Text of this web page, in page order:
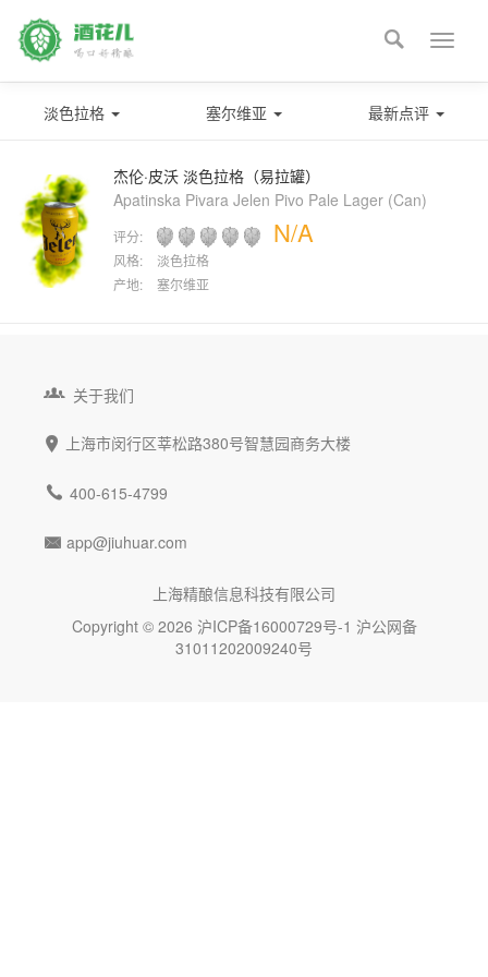
Toggle

淡色拉格 塞尔维亚 最新点评
杰伦·皮沃 淡色拉格（易拉罐）
Apatinska Pivara Jelen Pivo Pale Lager (Can)
评分: N/A
风格:
淡色拉格
产地:
塞尔维亚
 关于我们
 上海市闵行区莘松路380号智慧园商务大楼
 400-615-4799
 app@jiuhuar.com
上海精酿信息科技有限公司
Copyright © 2026 沪ICP备16000729号-1 沪公网备
31011202009240号